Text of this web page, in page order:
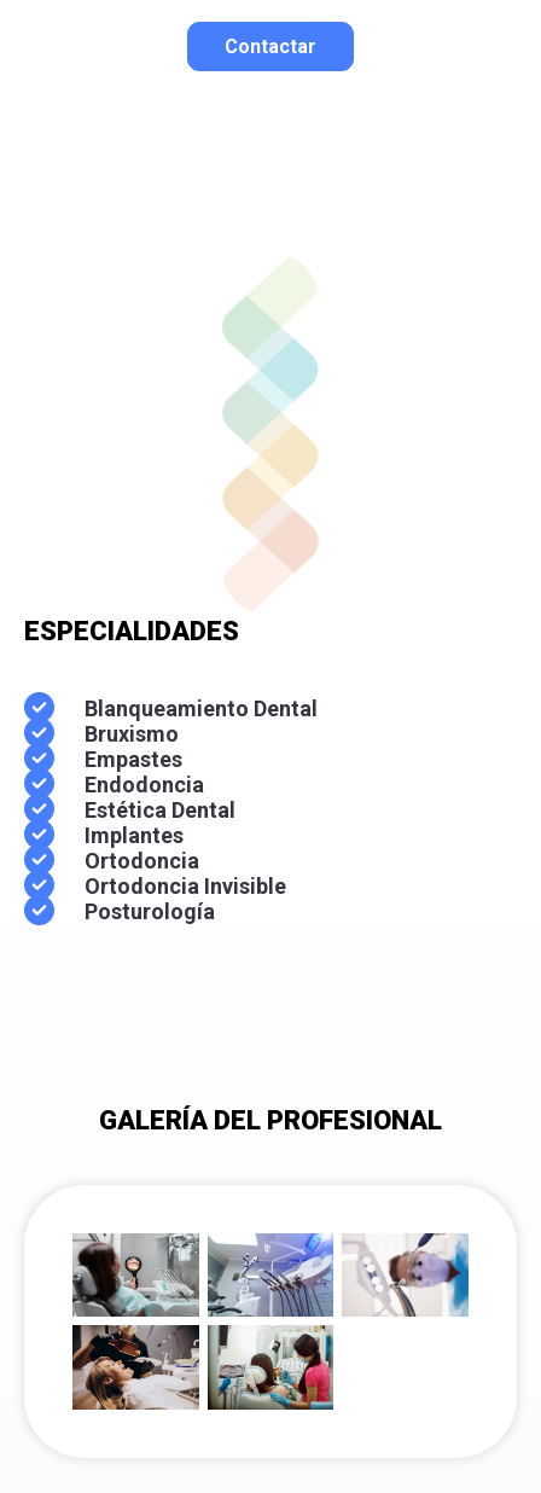
Contactar
ESPECIALIDADES
Blanqueamiento Dental
Bruxismo
Empastes
Endodoncia
Estética Dental
Implantes
Ortodoncia
Ortodoncia Invisible
Posturología
GALERÍA DEL PROFESIONAL